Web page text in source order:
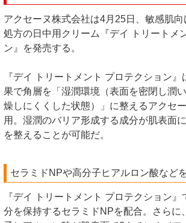
アクセーヌ株式会社は4月25日、敏感肌
処方の日中用クリーム『デイ トリートメ
ン』を発売する。
『デイ トリートメント プロテクション
果で角層を「湿潤環境（表面を密閉し潤
燥しにくくした状態）」に整えるアクセ
用。湿潤のバリア形成する成分が肌表面
を整えることが可能だ。
セラミドNPや高分子ヒアルロン酸など
『デイ トリートメント プロテクション
分を保持するセラミドNPを配合。さらに